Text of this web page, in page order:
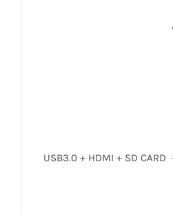
USB3.0 + HDMI + SD